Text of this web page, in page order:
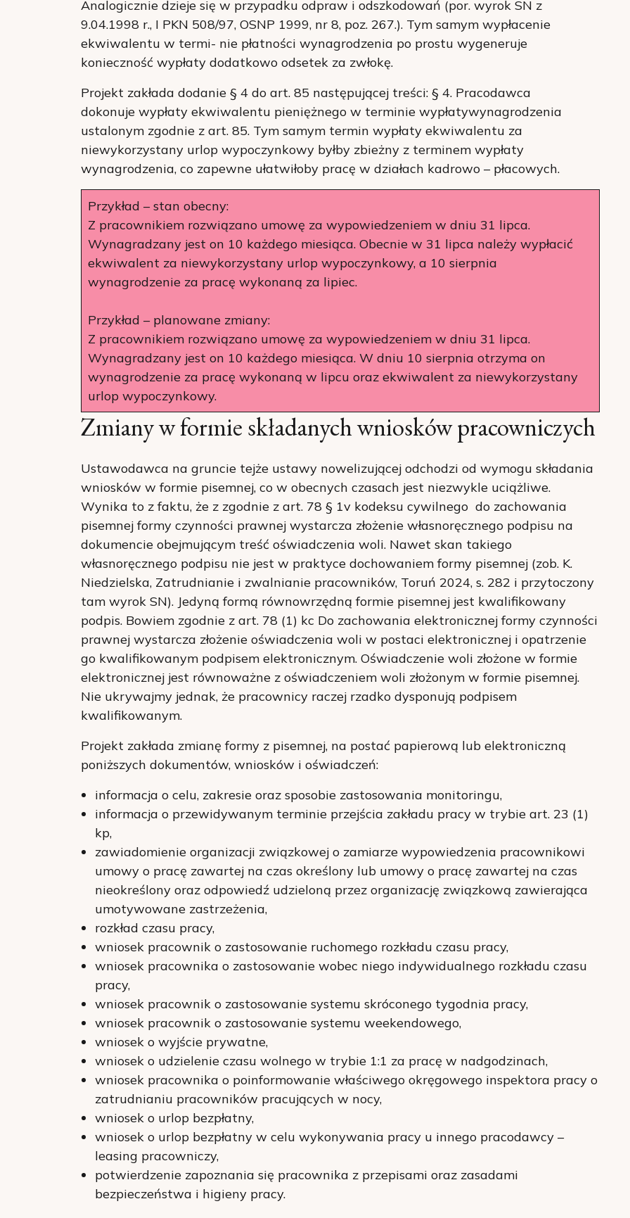
Analogicznie dzieje się w przypadku odpraw i odszkodowań (por. wyrok SN z
9.04.1998 r., I PKN 508/97, OSNP 1999, nr 8, poz. 267.). Tym samym wypłacenie
ekwiwalentu w termi- nie płatności wynagrodzenia po prostu wygeneruje
konieczność wypłaty dodatkowo odsetek za zwłokę.
Projekt zakłada dodanie § 4 do art. 85 następującej treści: § 4. Pracodawca
dokonuje wypłaty ekwiwalentu pieniężnego w terminie wypłatywynagrodzenia
ustalonym zgodnie z art. 85. Tym samym termin wypłaty ekwiwalentu za
niewykorzystany urlop wypoczynkowy byłby zbieżny z terminem wypłaty
wynagrodzenia, co zapewne ułatwiłoby pracę w działach kadrowo – płacowych.
Przykład – stan obecny:
Z pracownikiem rozwiązano umowę za wypowiedzeniem w dniu 31 lipca.
Wynagradzany jest on 10 każdego miesiąca. Obecnie w 31 lipca należy wypłacić
ekwiwalent za niewykorzystany urlop wypoczynkowy, a 10 sierpnia
wynagrodzenie za pracę wykonaną za lipiec.
Przykład – planowane zmiany:
Z pracownikiem rozwiązano umowę za wypowiedzeniem w dniu 31 lipca.
Wynagradzany jest on 10 każdego miesiąca. W dniu 10 sierpnia otrzyma on
wynagrodzenie za pracę wykonaną w lipcu oraz ekwiwalent za niewykorzystany
urlop wypoczynkowy.
Zmiany w formie składanych wniosków pracowniczych
Ustawodawca na gruncie tejże ustawy nowelizującej odchodzi od wymogu składania
wniosków w formie pisemnej, co w obecnych czasach jest niezwykle uciążliwe.
Wynika to z faktu, że z zgodnie z art. 78 § 1v kodeksu cywilnego do zachowania
pisemnej formy czynności prawnej wystarcza złożenie własnoręcznego podpisu na
dokumencie obejmującym treść oświadczenia woli. Nawet skan takiego
własnoręcznego podpisu nie jest w praktyce dochowaniem formy pisemnej (zob. K.
Niedzielska, Zatrudnianie i zwalnianie pracowników, Toruń 2024, s. 282 i przytoczony
tam wyrok SN). Jedyną formą równowrzędną formie pisemnej jest kwalifikowany
podpis. Bowiem zgodnie z art. 78 (1) kc Do zachowania elektronicznej formy czynności
prawnej wystarcza złożenie oświadczenia woli w postaci elektronicznej i opatrzenie
go kwalifikowanym podpisem elektronicznym. Oświadczenie woli złożone w formie
elektronicznej jest równoważne z oświadczeniem woli złożonym w formie pisemnej.
Nie ukrywajmy jednak, że pracownicy raczej rzadko dysponują podpisem
kwalifikowanym.
Projekt zakłada zmianę formy z pisemnej, na postać papierową lub elektroniczną
poniższych dokumentów, wniosków i oświadczeń:
informacja o celu, zakresie oraz sposobie zastosowania monitoringu,
informacja o przewidywanym terminie przejścia zakładu pracy w trybie art. 23 (1)
kp,
zawiadomienie organizacji związkowej o zamiarze wypowiedzenia pracownikowi
umowy o pracę zawartej na czas określony lub umowy o pracę zawartej na czas
nieokreślony oraz odpowiedź udzieloną przez organizację związkową zawierająca
umotywowane zastrzeżenia,
rozkład czasu pracy,
wniosek pracownik o zastosowanie ruchomego rozkładu czasu pracy,
wniosek pracownika o zastosowanie wobec niego indywidualnego rozkładu czasu
pracy,
wniosek pracownik o zastosowanie systemu skróconego tygodnia pracy,
wniosek pracownik o zastosowanie systemu weekendowego,
wniosek o wyjście prywatne,
wniosek o udzielenie czasu wolnego w trybie 1:1 za pracę w nadgodzinach,
wniosek pracownika o poinformowanie właściwego okręgowego inspektora pracy o
zatrudnianiu pracowników pracujących w nocy,
wniosek o urlop bezpłatny,
wniosek o urlop bezpłatny w celu wykonywania pracy u innego pracodawcy –
leasing pracowniczy,
potwierdzenie zapoznania się pracownika z przepisami oraz zasadami
bezpieczeństwa i higieny pracy.